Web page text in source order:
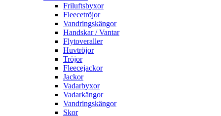
Friluftsbyxor
Fleecetröjor
Vandringskängor
Handskar / Vantar
Flytoveraller
Huvtröjor
Tröjor
Fleecejackor
Jackor
Vadarbyxor
Vadarkängor
Vandringskängor
Skor